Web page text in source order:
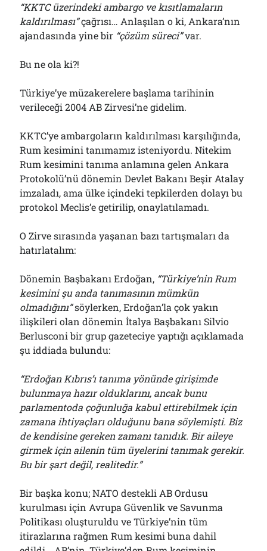
“KKTC üzerindeki ambargo ve kısıtlamaların
kaldırılması”çağrısı… Anlaşılan o ki, Ankara’nın
ajandasında yine bir “çözüm süreci”var.
Bu ne ola ki?!
Türkiye’ye müzakerelere başlama tarihinin
verileceği 2004 AB Zirvesi’ne gidelim.
KKTC’ye ambargoların kaldırılması karşılığında,
Rum kesimini tanımamız isteniyordu. Nitekim
Rum kesimini tanıma anlamına gelen Ankara
Protokolü’nü dönemin Devlet Bakanı Beşir Atalay
imzaladı, ama ülke içindeki tepkilerden dolayı bu
protokol Meclis’e getirilip, onaylatılamadı.
O Zirve sırasında yaşanan bazı tartışmaları da
hatırlatalım:
Dönemin Başbakanı Erdoğan, “Türkiye’nin Rum
kesimini şu anda tanımasının mümkün
olmadığını”söylerken, Erdoğan’la çok yakın
ilişkileri olan dönemin İtalya Başbakanı Silvio
Berlusconi bir grup gazeteciye yaptığı açıklamada
şu iddiada bulundu:
“Erdoğan Kıbrıs’ı tanıma yönünde girişimde
bulunmaya hazır olduklarını, ancak bunu
parlamentoda çoğunluğa kabul ettirebilmek için
zamana ihtiyaçları olduğunu bana söylemişti. Biz
de kendisine gereken zamanı tanıdık. Bir aileye
girmek için ailenin tüm üyelerini tanımak gerekir.
Bu bir şart değil, realitedir.”
Bir başka konu; NATO destekli AB Ordusu
kurulması için Avrupa Güvenlik ve Savunma
Politikası oluşturuldu ve Türkiye’nin tüm
itirazlarına rağmen Rum kesimi buna dahil